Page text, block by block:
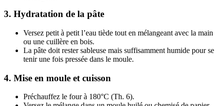
3. Hydratation de la pâte
Versez petit à petit l’eau tiède tout en mélangeant avec la main
ou une cuillère en bois.
La pâte doit rester sableuse mais suffisamment humide pour se
tenir une fois pressée dans le moule.
4. Mise en moule et cuisson
Préchauffez le four à 180°C (Th. 6).